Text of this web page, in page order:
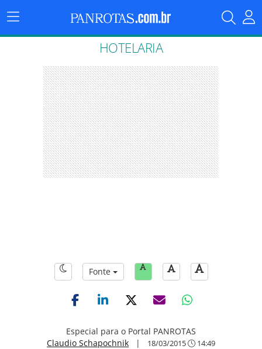
Menu
Principal
HOTELARIA
Fonte
Especial para o Portal PANROTAS
Claudio Schapochnik | 18/03/2015 14:49